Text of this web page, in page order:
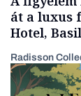
át a luxus
Hotel,
Radisson